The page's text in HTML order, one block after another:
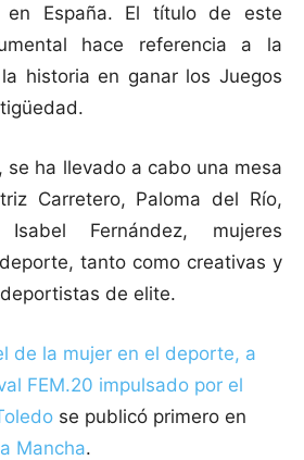
en España. El título de este
hace referencia a la
historia en ganar los Juegos
se ha llevado a cabo una mesa
Carretero, Paloma del Río,
Fernández, mujeres
tanto como creativas y
de elite.
de la mujer en el deporte, a
FEM.20 impulsado por el
se publicó primero en
Mancha.